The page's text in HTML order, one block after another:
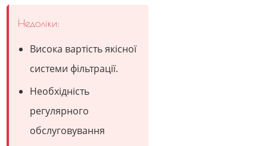
Недоліки:
Висока вартість якісної
системи фільтрації.
Необхідність
регулярного
обслуговування